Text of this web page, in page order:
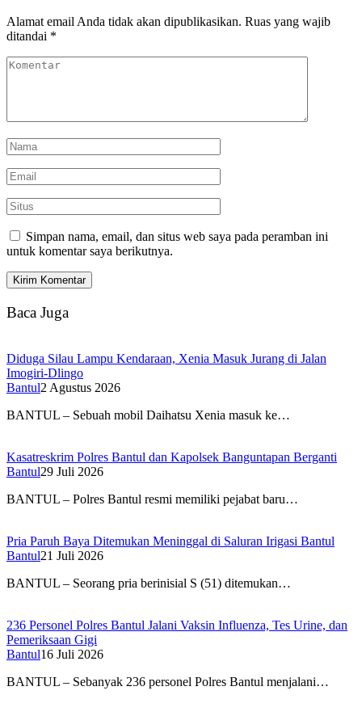
Alamat email Anda tidak akan dipublikasikan. Ruas yang wajib
ditandai *
Simpan nama, email, dan situs web saya pada peramban ini
untuk komentar saya berikutnya.
Baca Juga
Diduga Silau Lampu Kendaraan, Xenia Masuk Jurang di Jalan
Imogiri-Dlingo
Bantul2 Agustus 2026
BANTUL – Sebuah mobil Daihatsu Xenia masuk ke…
Kasatreskrim Polres Bantul dan Kapolsek Banguntapan Berganti
Bantul29 Juli 2026
BANTUL – Polres Bantul resmi memiliki pejabat baru…
Pria Paruh Baya Ditemukan Meninggal di Saluran Irigasi Bantul
Bantul21 Juli 2026
BANTUL – Seorang pria berinisial S (51) ditemukan…
236 Personel Polres Bantul Jalani Vaksin Influenza, Tes Urine, dan
Pemeriksaan Gigi
Bantul16 Juli 2026
BANTUL – Sebanyak 236 personel Polres Bantul menjalani…